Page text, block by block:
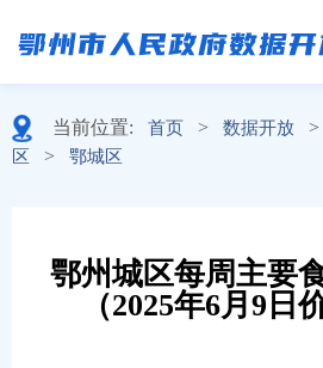
当前位置: 首页 > 数据开放 >
区
> 鄂城区
鄂州城区每周主要
（2025年6月9日